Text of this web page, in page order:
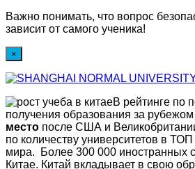
Важно понимать, что вопрос
зависит от самого ученика!
×
В рейтинге по
получения образования за
место после США и
по количеству университетов в
мира. Более 300 000 иностранных
Китае. Китай вкладывает в свою